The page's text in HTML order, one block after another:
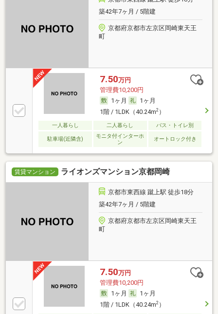
築42年7ヶ月 / 5階建
京都府京都市左京区岡崎東天王
町
7.50万円
管理費10,200円
1ヶ月
1ヶ月
1階 / 1LDK（40.24m2）
一人暮らし 二人暮らし バス・トイレ別
駐車場(近隣含)
モニタ付インターホ
ン
オートロック付き
賃貸マンション ライオンズマンション京都岡崎
京都市東西線 蹴上駅 徒歩18分
築42年7ヶ月 / 5階建
京都府京都市左京区岡崎東天王
町
7.50万円
管理費10,200円
1ヶ月
1ヶ月
1階 / 1LDK（40.24m2）